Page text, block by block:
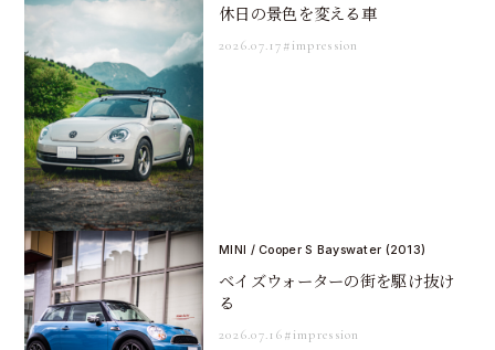
休日の景色を変える車
2026.07.17#impression
MINI / Cooper S Bayswater (2013)
ベイズウォーターの街を駆け抜け
る
2026.07.16#impression